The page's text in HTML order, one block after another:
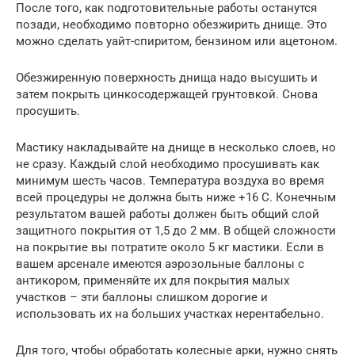
После того, как подготовительные работы останутся
позади, необходимо повторно обезжирить днище. Это
можно сделать уайт-спиритом, бензином или ацетоном.
Обезжиренную поверхность днища надо высушить и
затем покрыть цинкосодержащей грунтовкой. Снова
просушить.
Мастику накладывайте на днище в несколько слоев, но
не сразу. Каждый слой необходимо просушивать как
минимум шесть часов. Температура воздуха во время
всей процедуры не должна быть ниже +16 С. Конечным
результатом вашей работы должен быть общий слой
защитного покрытия от 1,5 до 2 мм. В общей сложности
на покрытие вы потратите около 5 кг мастики. Если в
вашем арсенале имеются аэрозольные баллоны с
антикором, применяйте их для покрытия малых
участков – эти баллоны слишком дорогие и
использовать их на больших участках нерентабельно.
Для того, чтобы обработать колесные арки, нужно снять